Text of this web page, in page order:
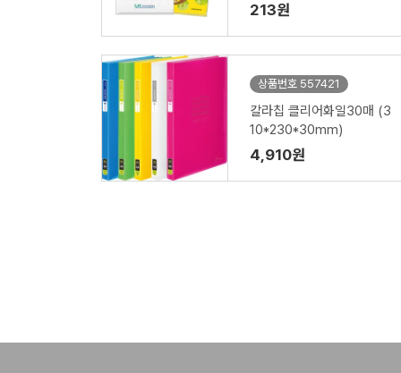
213원
상품번호 557421
칼라칩 클리어화일30매 (3
10*230*30mm)
4,910원